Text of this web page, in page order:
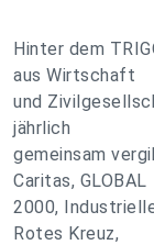
Hinter dem
aus Wirtschaft
und
jährlich
gemeinsam
Caritas, GLOBAL
2000,
Rotes Kreuz,